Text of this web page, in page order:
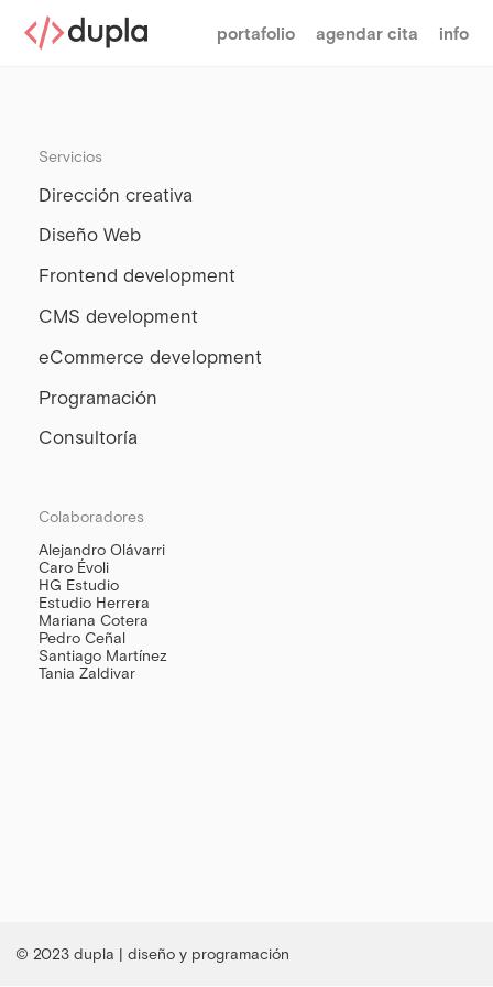
portafolio agendar cita info
Servicios
Dirección creativa
Diseño Web
Frontend development
CMS development
eCommerce development
Programación
Consultoría
Colaboradores
Alejandro Olávarri
Caro Évoli
HG Estudio
Estudio Herrera
Mariana Cotera
Pedro Ceñal
Santiago Martínez
Tania Zaldivar
© 2023 dupla | diseño y programación